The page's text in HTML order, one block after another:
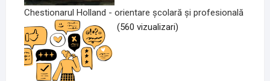
Chestionarul Holland - orientare școlară și profesională
(560 vizualizari)